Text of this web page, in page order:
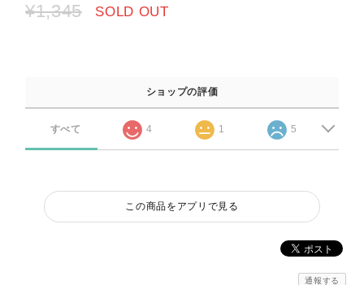
¥1,345 SOLD OUT
ショップの評価
すべて 4 1 5
この商品をアプリで見る
通報する